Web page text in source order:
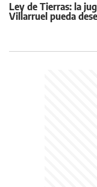
Ley de Tierras: la
Villarruel pueda